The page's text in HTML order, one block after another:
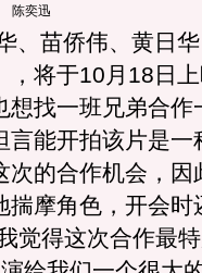
陈奕迅
苗侨伟、黄日华
，将于10月18日
想找一班兄弟合作
言能开拍该片是一
次的合作机会，因
揣摩角色，开会时
觉得这次合作最